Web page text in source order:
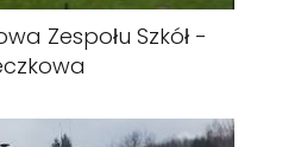
Zespołu Szkół -